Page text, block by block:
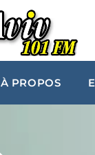
À PROPOS